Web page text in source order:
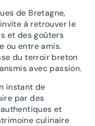
de Bretagne,
à retrouver le
et des goûters
ou entre amis.
du terroir breton
avec passion.
instant de
par des
et
culinaire